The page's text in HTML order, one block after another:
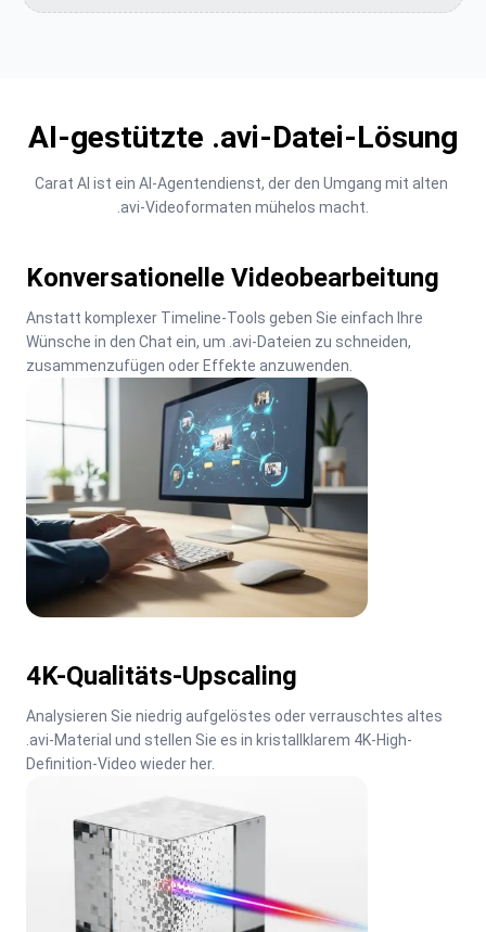
AI-gestützte .avi-Datei-Lösung
Carat AI ist ein AI-Agentendienst, der den Umgang mit alten
.avi-Videoformaten mühelos macht.
Konversationelle Videobearbeitung
Anstatt komplexer Timeline-Tools geben Sie einfach Ihre
Wünsche in den Chat ein, um .avi-Dateien zu schneiden,
zusammenzufügen oder Effekte anzuwenden.
4K-Qualitäts-Upscaling
Analysieren Sie niedrig aufgelöstes oder verrauschtes altes
.avi-Material und stellen Sie es in kristallklarem 4K-High-
Definition-Video wieder her.